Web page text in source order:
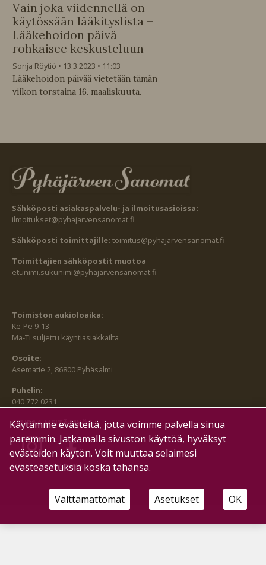
Vain joka viidennellä on
käytössään lääkityslista –
Lääkehoidon päivä
rohkaisee keskusteluun
Sonja Röytiö 13.3.2023
11:03
Lääkehoidon päivää vietetään tämän
viikon torstaina 16. maaliskuuta.
Sähköposti asiakaspalvelu- ja ilmoitusasioissa:
ilmoitukset@pyhajarvensanomat.fi
Sähköposti toimittajille: toimitus@pyhajarvensanomat.fi
Toimittajien sähköpostit muotoa
etunimi.sukunimi@pyhajarvensanomat.fi
Toimiston aukioloaika:
Ke-Pe 9-13
Ma-Ti suljettu käyntiasiakkailta
Osoite:
Asematie 2, 86800 Pyhäsalmi
Puhelin:
040 772 0231
SEURAA MEITÄ MYÖS:
HALLITSE EVÄSTEITÄ
Käytämme evästeitä, jotta voimme palvella sinua
paremmin. Jatkamalla sivuston käyttöä, hyväksyt
evästeiden käytön. Voit muuttaa selaimesi
evästeasetuksia koska tahansa.
Välttämättömät Asetukset OK